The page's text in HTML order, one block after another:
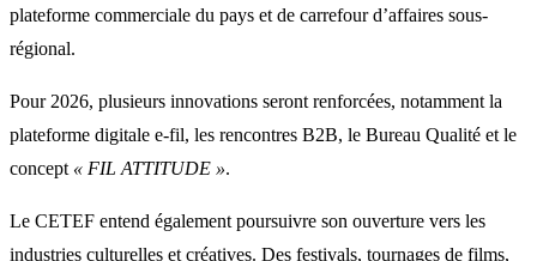
plateforme commerciale du pays et de carrefour d’affaires sous-
régional.
Pour 2026, plusieurs innovations seront renforcées, notamment la
plateforme digitale e-fil, les rencontres B2B, le Bureau Qualité et le
concept « FIL ATTITUDE ».
Le CETEF entend également poursuivre son ouverture vers les
industries culturelles et créatives. Des festivals, tournages de films,